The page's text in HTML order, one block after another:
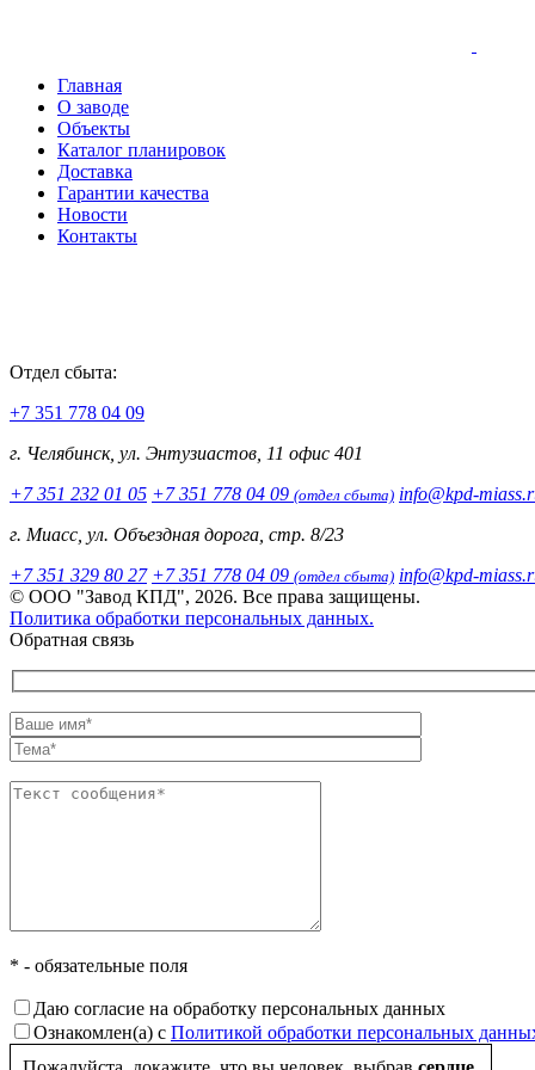
Главная
О заводе
Объекты
Каталог планировок
Доставка
Гарантии качества
Новости
Контакты
Отдел сбыта:
+7 351 778 04 09
г. Челябинск, ул. Энтузиастов, 11 офис 401
+7 351 232 01 05 +7 351 778 04 09 (отдел сбыта) info@kpd-
г. Миасс, ул. Объездная дорога, стр. 8/23
+7 351 329 80 27 +7 351 778 04 09 (отдел сбыта) info@kpd-
© ООО "Завод КПД", 2026. Все права защищены.
Политика обработки персональных данных.
Обратная связь
* - обязательные поля
Даю согласие на обработку персональных данных
Ознакомлен(а) с Политикой обработки персональных